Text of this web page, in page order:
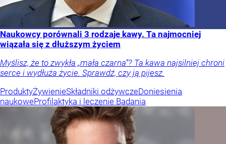
Naukowcy porównali 3 rodzaje kawy. Ta najmocniej
wiązała się z dłuższym życiem
Myślisz, że to zwykła „mała czarna”? Ta kawa najsilniej chroni
serce i wydłuża życie. Sprawdź, czy ją pijesz.
ProduktyŻywienieSkładniki odżywczeDoniesienia
naukoweProfilaktyka i leczenie Badania